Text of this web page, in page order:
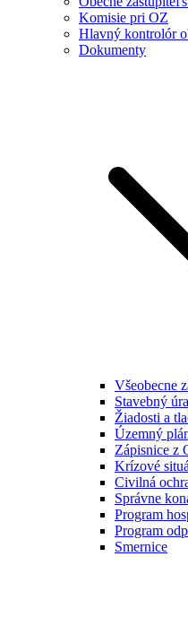
Komisie pri OZ
Hlavný kontrolór
Dokumenty
Všeobecne
Stavebný
Žiadosti a
Územný
Zápisnice z
Krízové
Civilná
Správne
Program
Program
Smernice